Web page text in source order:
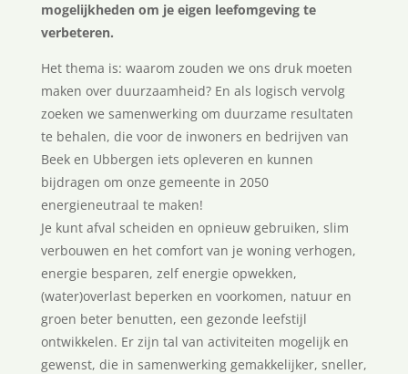
mogelijkheden om je eigen leefomgeving te
verbeteren.
Het thema is: waarom zouden we ons druk moeten
maken over duurzaamheid? En als logisch vervolg
zoeken we samenwerking om duurzame resultaten
te behalen, die voor de inwoners en bedrijven van
Beek en Ubbergen iets opleveren en kunnen
bijdragen om onze gemeente in 2050
energieneutraal te maken!
Je kunt afval scheiden en opnieuw gebruiken, slim
verbouwen en het comfort van je woning verhogen,
energie besparen, zelf energie opwekken,
(water)overlast beperken en voorkomen, natuur en
groen beter benutten, een gezonde leefstijl
ontwikkelen. Er zijn tal van activiteiten mogelijk en
gewenst, die in samenwerking gemakkelijker, sneller,